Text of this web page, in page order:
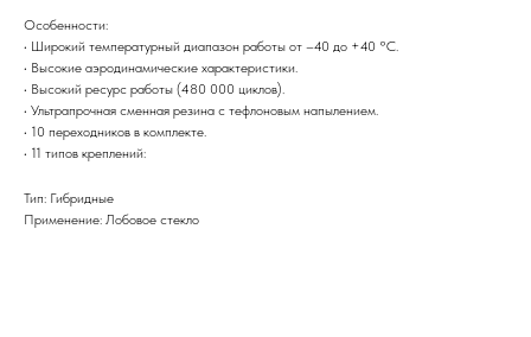
Особенности:
• Широкий температурный диапазон работы от –40 до +40 °С.
• Высокие аэродинамические характеристики.
• Высокий ресурс работы (480 000 циклов).
• Ультрапрочная сменная резина с тефлоновым напылением.
• 10 переходников в комплекте.
• 11 типов креплений:
Тип: Гибридные
Применение: Лобовое стекло